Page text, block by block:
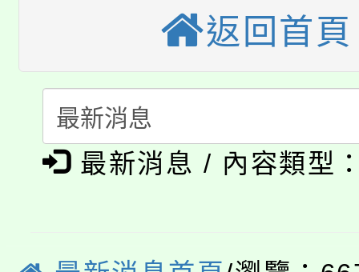
半價優惠，詳情可洽有
者。
份教師增能研習
大溪自造教育及科技
淨零綠生活教案入校路
會
115年食農教育專業人
程
「本色祭」8/29、30在
場熱烈登場!
8/21下午1時於龍潭區
局官網。
8月14至27日，桃園電
返回首頁
最新消息 / 內容類型